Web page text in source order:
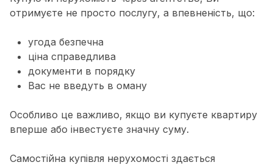
отримуєте не просто послугу, а впевненість, що:
угода безпечна
ціна справедлива
документи в порядку
Вас не введуть в оману
Особливо це важливо, якщо ви купуєте квартиру
вперше або інвестуєте значну суму.
Самостійна купівля нерухомості здається